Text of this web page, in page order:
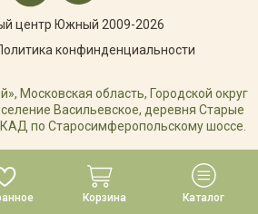
Корзина Каталог
центр Южный 2009-2026
конфинденциальности
Московская область, Городской округ
Васильевское, деревня Старые
по Старосимферопольскому шоссе.
РАЗРАБОТКА САЙТА